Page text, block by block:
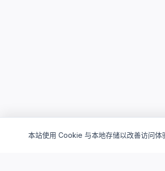
本站使用 Cookie 与本地存储以改善访问体